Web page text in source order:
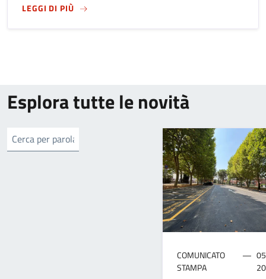
LEGGI DI PIÙSUCON IL CALDO, NON RESTIAMO SOLI
Esplora tutte le novità
COMUNICATO
STAMPA